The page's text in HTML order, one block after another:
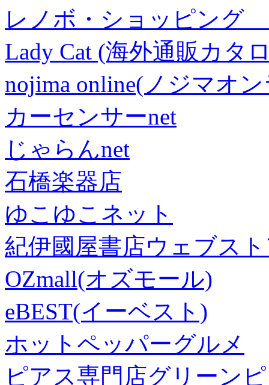
レノボ・ショッピング
Lady Cat (海外通販カタ
nojima online(ノジマオ
カーセンサーnet
じゃらんnet
石橋楽器店
ゆこゆこネット
紀伊國屋書店ウェブス
OZmall(オズモール)
eBEST(イーベスト)
ホットペッパーグルメ
ピアス専門店グリーン